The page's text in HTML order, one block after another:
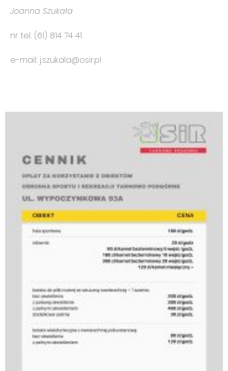
Joanna Szukała
nr tel. (61) 814 74 41
e-mail: j.szukala@osir.pl